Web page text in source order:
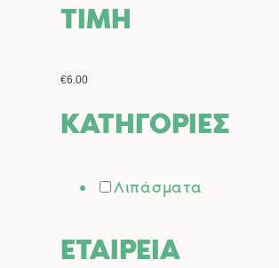
ΤΙΜΗ
€6.00
ΚΑΤΗΓΟΡΙΕΣ
Λιπάσματα
ΕΤΑΙΡΕΙΑ